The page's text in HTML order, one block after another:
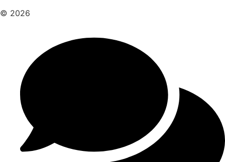
© 2026